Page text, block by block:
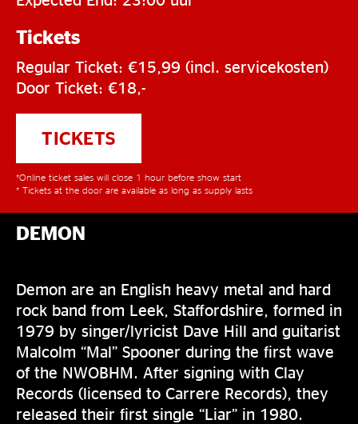
Tickets
Regular Ticket: €15,99 (incl. servicekosten)
Door Ticket: €18,-
TICKETS
*Online ticket sales will close 1 hour before show start
* Tickets at the door are available as long as supply lasts
DEMON
Demon are an English heavy metal and hard
rock band from Leek, Staffordshire, formed in
1979 by singer/lyricist Dave Hill and guitarist
Malcolm “Mal” Spooner during the first wave
of the NWOBHM. After signing with Clay
Records (licensed to Carrere Records), they
released their first single “Liar” in 1980.